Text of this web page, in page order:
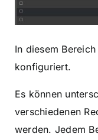
In diesem
konfiguriert.
Es können
verschiedenen
werden. Jedem